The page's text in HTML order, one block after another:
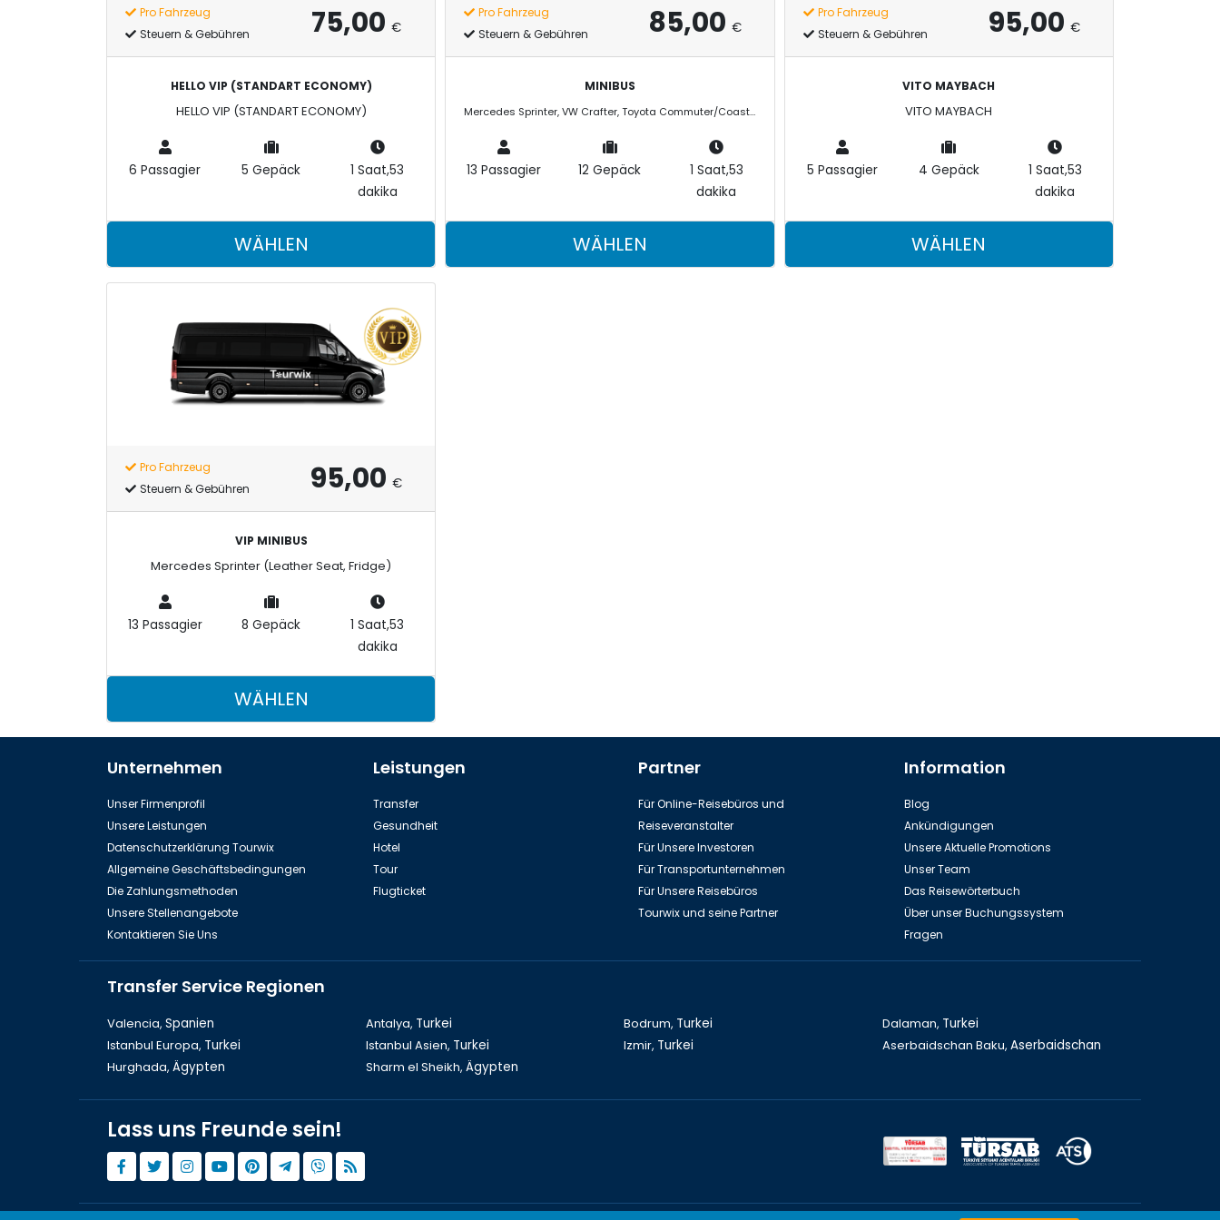
Flughafen Antalya-Alanya
Tourwix Travel & Flughafentransfer bietet viele Fahrzeugoptionen für jedes Budget wie Economy, Minivan, Minibus, VIP Vito, MIDIBUS, VIP Minibus, Bus,
Pro Fahrzeug
Steuern & Gebühren
75,00 €
HELLO VIP (STANDART ECONOMY)
HELLO VIP (STANDART ECONOMY)
6 Passagier 5 Gepäck
1 Saat,53
dakika
WÄHLEN
Pro Fahrzeug
Steuern & Gebühren
85,00 €
MINIBUS
Mercedes Sprinter, VW Crafter, Toyota Commuter/Coaster
13 Passagier 12 Gepäck
1 Saat,53
dakika
WÄHLEN
Pro Fahrzeug
Steuern & Gebühren
95,00 €
VITO MAYBACH
VITO MAYBACH
5 Passagier 4 Gepäck
1 Saat,53
dakika
WÄHLEN
Pro Fahrzeug
Steuern & Gebühren
95,00 €
VIP MINIBUS
Mercedes Sprinter (Leather Seat, Fridge)
13 Passagier 8 Gepäck
1 Saat,53
dakika
WÄHLEN
Unternehmen
Unser Firmenprofil
Unsere Leistungen
Datenschutzerklärung Tourwix
Allgemeine Geschäftsbedingungen
Die Zahlungsmethoden
Unsere Stellenangebote
Kontaktieren Sie Uns
Leistungen
Transfer
Gesundheit
Hotel
Tour
Flugticket
Partner
Für Online-Reisebüros und
Reiseveranstalter
Für Unsere Investoren
Für Transportunternehmen
Für Unsere Reisebüros
Tourwix und seine Partner
Information
Blog
Ankündigungen
Unsere Aktuelle Promotions
Unser Team
Das Reisewörterbuch
Über unser Buchungssystem
Fragen
Transfer Service Regionen
Valencia, Spanien Antalya, Turkei Bodrum, Turkei Dalaman, Turkei
Istanbul Europa, Turkei Istanbul Asien, Turkei Izmir, Turkei Aserbaidschan Baku, Aserbaidschan
Hurghada, Ägypten Sharm el Sheikh, Ägypten
Lass uns Freunde sein!